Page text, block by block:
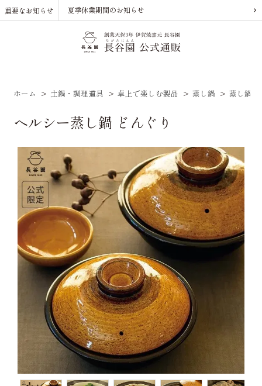
重要なお知らせ 夏季休業期間のお知らせ
ホーム > 土鍋・調理道具 > 卓上で楽しむ製品 > 蒸し鍋 > 蒸し鍋
ヘルシー蒸し鍋 どんぐり